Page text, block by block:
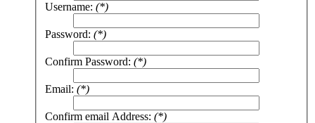
Username: (*)
Password: (*)
Confirm Password: (*)
Email: (*)
Confirm email Address: (*)